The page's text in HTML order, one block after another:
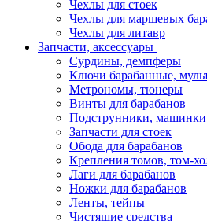
Чехлы для стоек
Чехлы для маршевых
Чехлы для литавр
Запчасти, аксессуары
Сурдины, демпферы
Ключи барабанные,
Метрономы, тюнеры
Винты для барабанов
Подструнники, машинки
Запчасти для стоек
Обода для барабанов
Крепления томов, том-
Лаги для барабанов
Ножки для барабанов
Ленты, тейпы
Чистящие средства